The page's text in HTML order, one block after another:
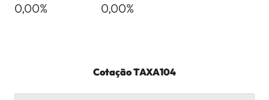
0,00% 0,00%
CotaçãoTAXA104